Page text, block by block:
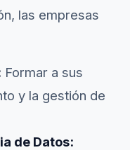
las empresas
Formar a sus
y la gestión de
de Datos: